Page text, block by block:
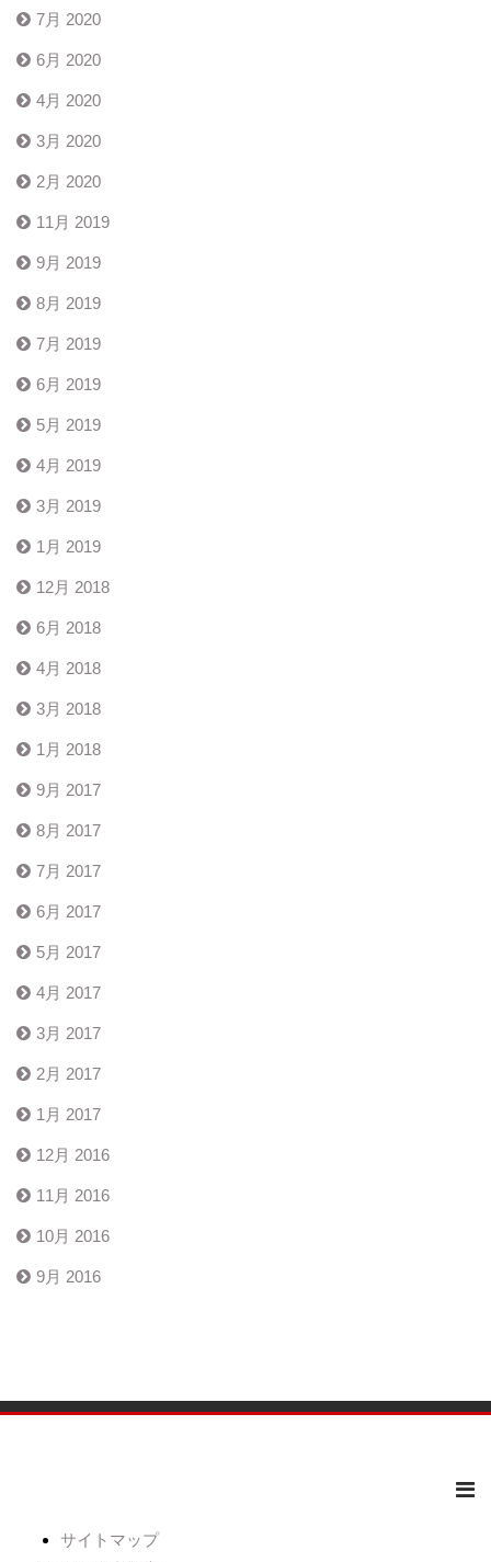
7月 2020
6月 2020
4月 2020
3月 2020
2月 2020
11月 2019
9月 2019
8月 2019
7月 2019
6月 2019
5月 2019
4月 2019
3月 2019
1月 2019
12月 2018
6月 2018
4月 2018
3月 2018
1月 2018
9月 2017
8月 2017
7月 2017
6月 2017
5月 2017
4月 2017
3月 2017
2月 2017
1月 2017
12月 2016
11月 2016
10月 2016
9月 2016
サイトマップ